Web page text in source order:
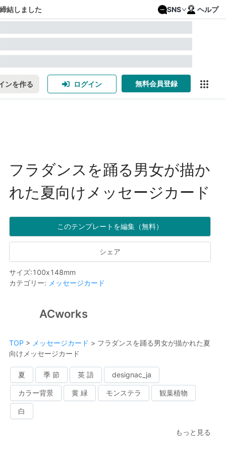
結しました SNS ヘルプ
ンを作る ログイン 無料会員登録
フラダンスを踊る男女が描か
れた夏向けメッセージカード
このテンプレートを編集（無料）
シェア
サイズ:100x148mm
カテゴリー: メッセージカード
ACworks
TOP > メッセージカード > フラダンスを踊る男女が描かれた夏
向けメッセージカード
夏 季 節 英 語 designac_ja
カラー背景 黄 緑 モンステラ 観葉植物
白
もっと見る